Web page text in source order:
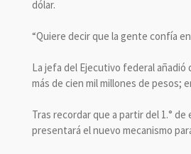
dólar.
“Quiere decir que la gente confía
La jefa del Ejecutivo federal añadió
más de cien mil millones de pesos;
Tras recordar que a partir del 1.°
presentará el nuevo mecanismo